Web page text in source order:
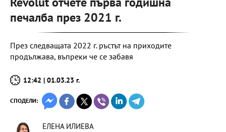
печалба през 2021 г.
През следващата 2022 г. ръстът на приходите
продължава, въпреки че се забавя
12:42 | 01.03.23 г.
СПОДЕЛИ:
ЕЛЕНА ИЛИЕВА